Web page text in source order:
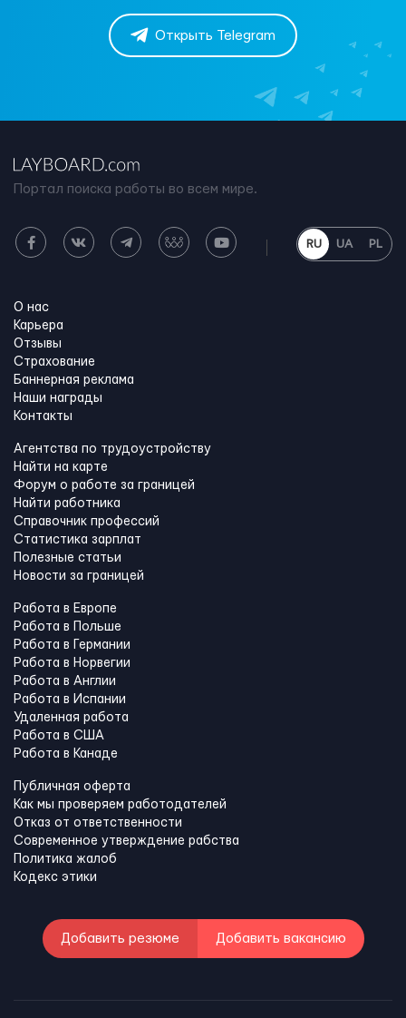
Открыть Telegram
Портал поиска работы во всем мире.
RU UA PL
О нас
Карьера
Отзывы
Страхование
Баннерная реклама
Наши награды
Контакты
Агентства по трудоустройству
Найти на карте
Форум о работе за границей
Найти работника
Справочник профессий
Статистика зарплат
Полезные статьи
Новости за границей
Работа в Европе
Работа в Польше
Работа в Германии
Работа в Норвегии
Работа в Англии
Работа в Испании
Удаленная работа
Работа в США
Работа в Канадe
Публичная оферта
Как мы проверяем работодателей
Отказ от ответственности
Современное утверждение рабства
Политика жалоб
Кодекс этики
Добавить резюме Добавить вакансию